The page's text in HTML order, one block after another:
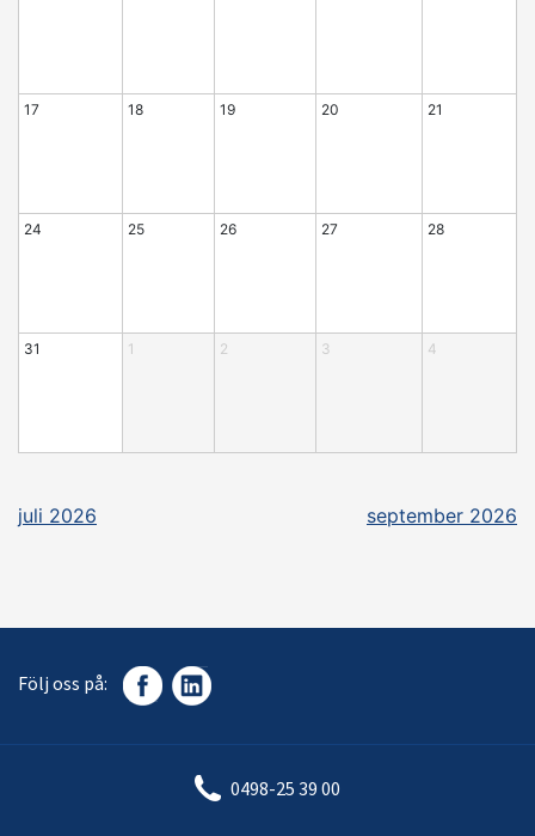
17 18 19 20 21
24 25 26 27 28
31 1 2 3 4
juli 2026 september 2026
Följ oss på:
0498-25 39 00